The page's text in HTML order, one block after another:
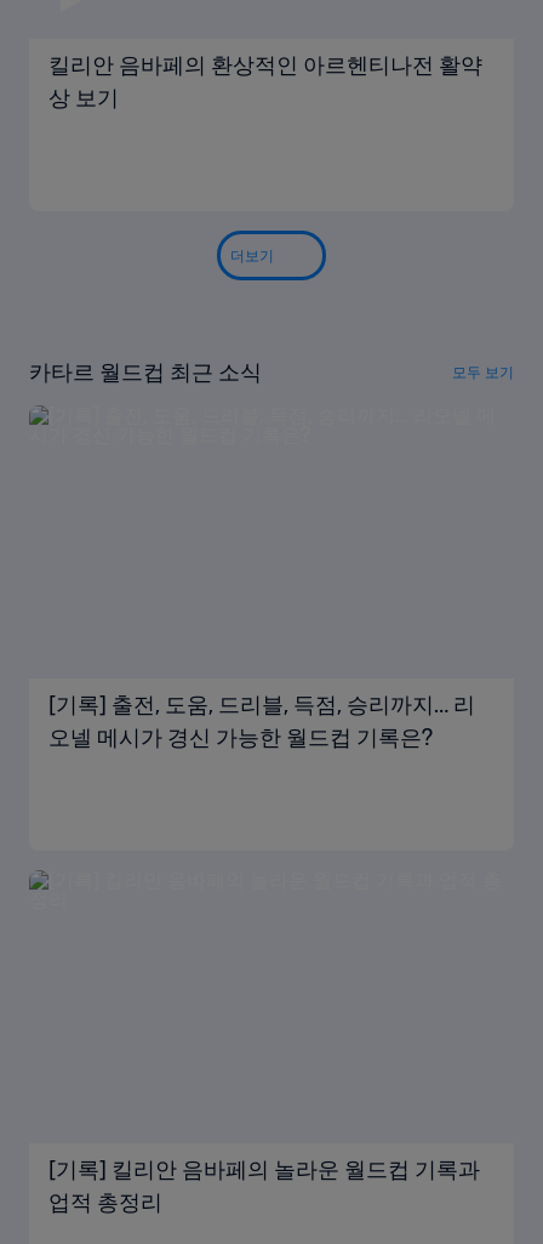
킬리안 음바페의 환상적인 아르헨티나전 활약
상 보기
더보기
카타르 월드컵 최근 소식 모두 보기
[기록] 출전, 도움, 드리블, 득점, 승리까지… 리
오넬 메시가 경신 가능한 월드컵 기록은?
[기록] 킬리안 음바페의 놀라운 월드컵 기록과
업적 총정리